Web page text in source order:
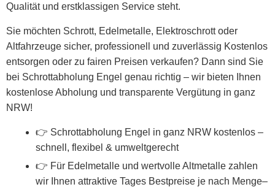
Qualität und erstklassigen Service steht.
Sie möchten Schrott, Edelmetalle, Elektroschrott oder
Altfahrzeuge sicher, professionell und zuverlässig Kostenlos
entsorgen oder zu fairen Preisen verkaufen? Dann sind Sie
bei Schrottabholung Engel genau richtig – wir bieten Ihnen
kostenlose Abholung und transparente Vergütung in ganz
NRW!
👉 Schrottabholung Engel in ganz NRW kostenlos –
schnell, flexibel & umweltgerecht
👉 Für Edelmetalle und wertvolle Altmetalle zahlen
wir Ihnen attraktive Tages Bestpreise je nach Menge–